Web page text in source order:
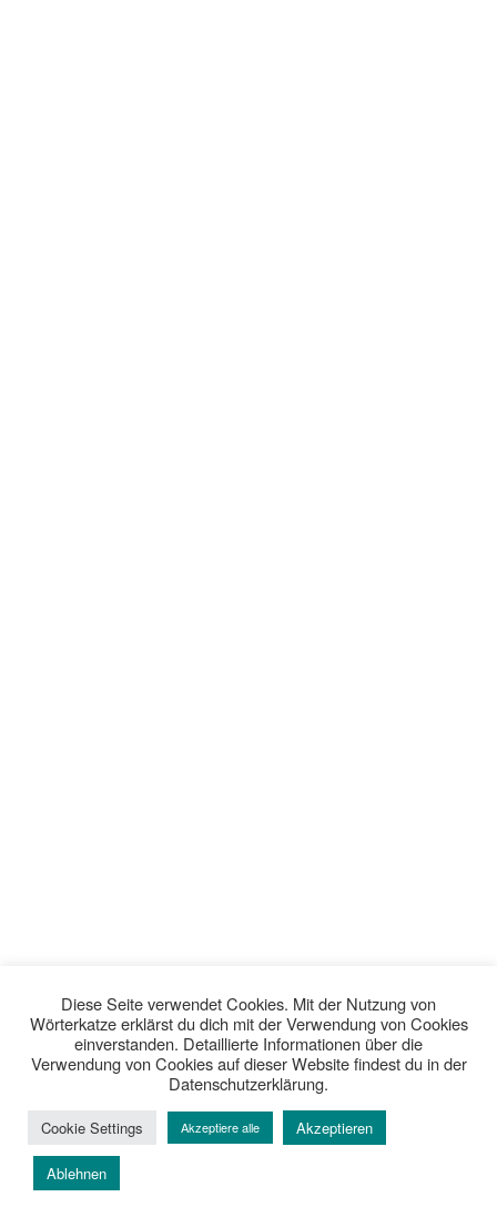
Diese Seite verwendet Cookies. Mit der Nutzung von
Wörterkatze erklärst du dich mit der Verwendung von Cookies
einverstanden. Detaillierte Informationen über die
Verwendung von Cookies auf dieser Website findest du in der
Datenschutzerklärung.
Cookie Settings Akzeptiere alle Akzeptieren
Ablehnen